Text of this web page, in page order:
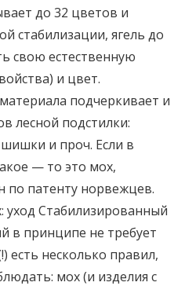
до 32 цветов и
стабилизации, ягель до
свою естественную
и цвет.
подчеркивает и
лесной подстилки:
шишки и проч. Если в
— то это мох,
по патенту норвежцев.
Стабилизированный
в принципе не требует
есть несколько правил,
мох (и изделия с